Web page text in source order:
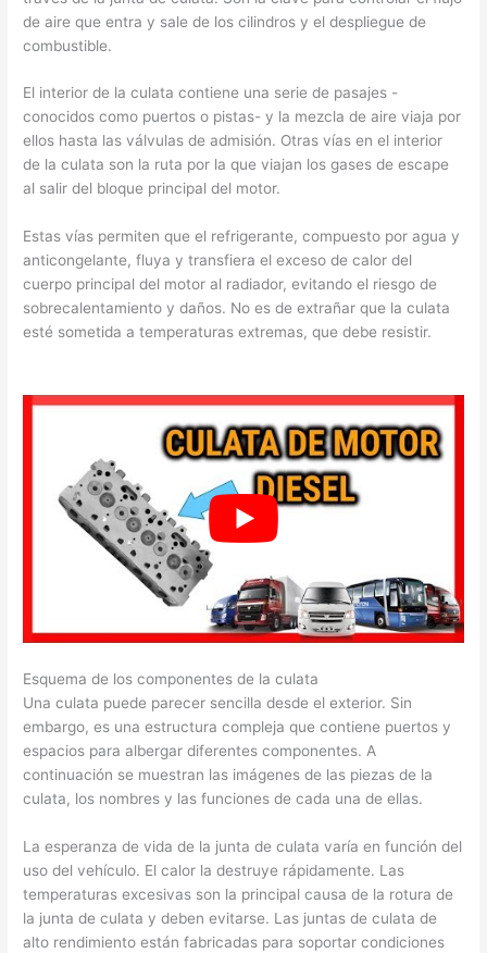
de aire que entra y sale de los cilindros y el despliegue de
combustible.
El interior de la culata contiene una serie de pasajes -
conocidos como puertos o pistas- y la mezcla de aire viaja por
ellos hasta las válvulas de admisión. Otras vías en el interior
de la culata son la ruta por la que viajan los gases de escape
al salir del bloque principal del motor.
Estas vías permiten que el refrigerante, compuesto por agua y
anticongelante, fluya y transfiera el exceso de calor del
cuerpo principal del motor al radiador, evitando el riesgo de
sobrecalentamiento y daños. No es de extrañar que la culata
esté sometida a temperaturas extremas, que debe resistir.
Esquema de los componentes de la culata
Una culata puede parecer sencilla desde el exterior. Sin
embargo, es una estructura compleja que contiene puertos y
espacios para albergar diferentes componentes. A
continuación se muestran las imágenes de las piezas de la
culata, los nombres y las funciones de cada una de ellas.
La esperanza de vida de la junta de culata varía en función del
uso del vehículo. El calor la destruye rápidamente. Las
temperaturas excesivas son la principal causa de la rotura de
la junta de culata y deben evitarse. Las juntas de culata de
alto rendimiento están fabricadas para soportar condiciones